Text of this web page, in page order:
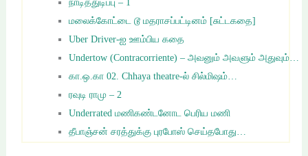
நாடித்துடிப்பு – 1
மலைக்கோட்டை டூ மதராசப்பட்டினம் [சுட்டகதை]
Uber Driver-ஐ ஊம்பிய கதை
Undertow (Contracorriente) – அவனும் அவளும் அதுவும்…
கா.ஒ.கா 02. Chhaya theatre-ல் சில்மிஷம்…
ரவுடி ராமு – 2
Underrated மணிகண்டனோட பெரிய மணி
தீபாஞ்சன் சரத்துக்கு புரபோஸ் செய்தபோது…